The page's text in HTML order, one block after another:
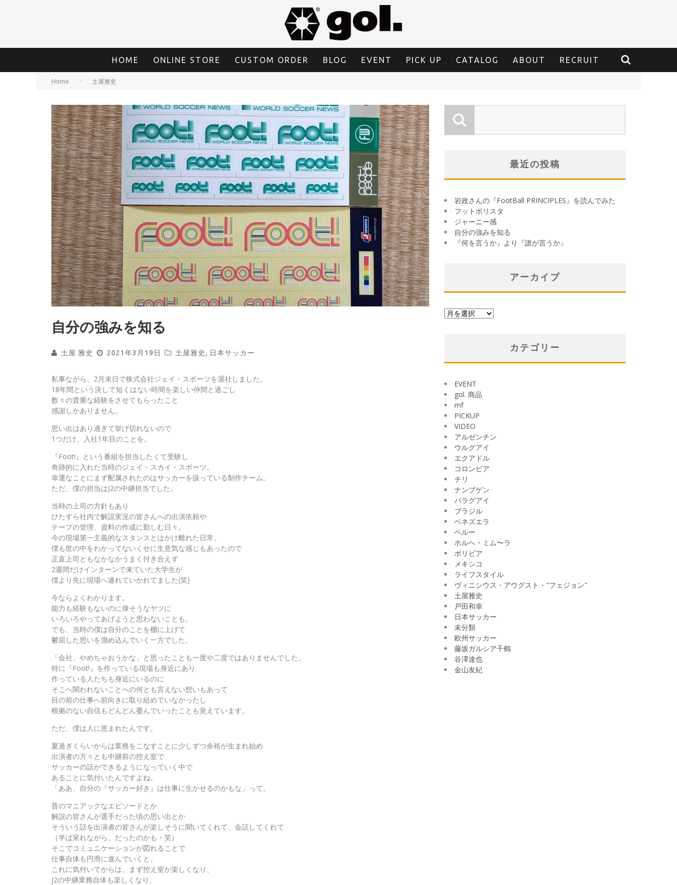
HOME ONLINE STORE CUSTOM ORDER BLOG EVENT PICK UP CATALOG ABOUT RECRUIT
Home 土屋雅史
自分の強みを知る
土屋 雅史 2021年3月19日 土屋雅史, 日本サッカー
私事ながら、2月末日で株式会社ジェイ・スポーツを退社しました。
18年間という決して短くはない時間を楽しい仲間と過ごし
数々の貴重な経験をさせてもらったこと
感謝しかありません。
思い出はあり過ぎて挙げ切れないので
1つだけ、入社1年目のことを。
『Foot!』という番組を担当したくて受験し
奇跡的に入れた当時のジェイ・スカイ・スポーツ。
幸運なことにまず配属されたのはサッカーを扱っている制作チーム。
ただ、僕の担当はJ2の中継担当でした。
当時の上司の方針もあり
ひたすら社内で解説実況の皆さんへの出演依頼や
テープの管理、資料の作成に勤しむ日々。
今の現場第一主義的なスタンスとはかけ離れた日常。
僕も世の中をわかってないくせに生意気な感じもあったので
正直上司ともなかなかうまく付き合えず
2週間だけインターンで来ていた大学生が
僕より先に現場へ連れていかれてました(笑)
今ならよくわかります。
能力も経験もないのに偉そうなヤツに
いろいろやってあげようと思わないことも。
でも、当時の僕は自分のことを棚に上げて
鬱屈した思いを溜め込んでいく一方でした。
「会社、やめちゃおうかな」と思ったことも一度や二度ではありませんでした。
特に『Foot!』を作っている現場も身近にあり
作っている人たちも身近にいるのに
そこへ関われないことへの何とも言えない想いもあって
目の前の仕事へ前向きに取り組めていなかったし
根拠のない自信もどんどん萎んでいったことも覚えています。
ただ、僕は人に恵まれたんです。
夏過ぎくらいからは業務をこなすことに少しずつ余裕が生まれ始め
出演者の方々とも中継前の控え室で
サッカーの話ができるようになっていく中で
あることに気付いたんですよね。
「ああ、自分の『サッカー好き』は仕事に生かせるのかもな」って。
昔のマニアックなエピソードとか
解説の皆さんが選手だった頃の思い出とか
そういう話を出演者の皆さんが楽しそうに聞いてくれて、会話してくれて
（半ば呆れながら、だったのかも・笑）
そこでコミュニケーションが図れることで
仕事自体も円滑に進んでいくと。
これに気付いてからは、まず控え室が楽しくなり、
J2の中継業務自体も楽しくなり、
最近の投稿
岩政さんの『FootBall PRINCIPLES』を読んでみた
フットボリスタ
ジャーニー感
自分の強みを知る
『何を言うか』より『誰が言うか』
アーカイブ
ア
カテゴリー
EVENT
gol. 商品
mf
PICKUP
VIDEO
アルゼンチン
ウルグアイ
エクアドル
コロンビア
チリ
ナンブゲン
パラグアイ
ブラジル
ベネズエラ
ペルー
ホルヘ・ミム〜ラ
ボリビア
メキシコ
ライフスタイル
ヴィニシウス・アウグスト・"フェジョン"
土屋雅史
戸田和幸
日本サッカー
未分類
欧州サッカー
藤坂ガルシア千鶴
谷澤達也
金山友紀